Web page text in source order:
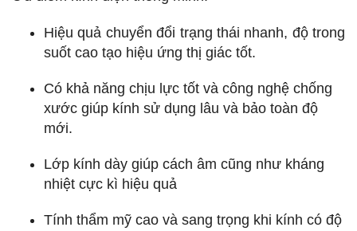
Hiệu quả chuyển đổi trạng thái nhanh, độ trong
suốt cao tạo hiệu ứng thị giác tốt.
Có khả năng chịu lực tốt và công nghệ chống
xước giúp kính sử dụng lâu và bảo toàn độ
mới.
Lớp kính dày giúp cách âm cũng như kháng
nhiệt cực kì hiệu quả
Tính thẩm mỹ cao và sang trọng khi kính có độ